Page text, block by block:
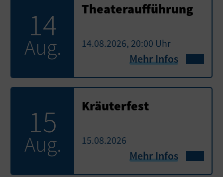
14
Aug.
Theateraufführung
14.08.2026, 20:00 Uhr
Mehr Infos
15
Aug.
Kräuterfest
15.08.2026
Mehr Infos